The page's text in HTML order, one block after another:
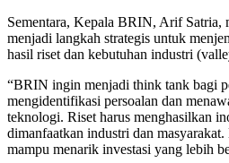
Sementara, Kepala BRIN, Arif Satria,
menjadi langkah strategis untuk
hasil riset dan kebutuhan industri
“BRIN ingin menjadi think tank bagi
mengidentifikasi persoalan dan
teknologi. Riset harus menghasilkan
dimanfaatkan industri dan
mampu menarik investasi yang lebih